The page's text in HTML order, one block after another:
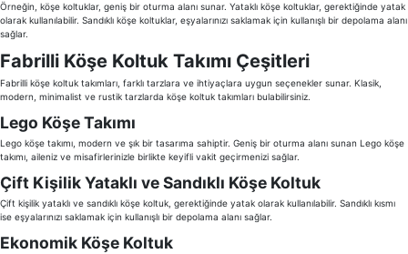
Destek
Merkezi
740
5500
Showroomlarımız
Sipariş
Takibi
Örneğin, köşe koltuklar, geniş bir oturma alanı sunar. Yataklı köşe koltuklar, gerektiğinde yatak
olarak kullanılabilir. Sandıklı köşe koltuklar, eşyalarınızı saklamak için kullanışlı bir depolama alanı
sağlar.
Fabrilli Köşe Koltuk Takımı Çeşitleri
Fabrilli köşe koltuk takımları, farklı tarzlara ve ihtiyaçlara uygun seçenekler sunar. Klasik,
modern, minimalist ve rustik tarzlarda köşe koltuk takımları bulabilirsiniz.
Lego Köşe Takımı
Lego köşe takımı, modern ve şık bir tasarıma sahiptir. Geniş bir oturma alanı sunan Lego köşe
takımı, aileniz ve misafirlerinizle birlikte keyifli vakit geçirmenizi sağlar.
Çift Kişilik Yataklı ve Sandıklı Köşe Koltuk
Çift kişilik yataklı ve sandıklı köşe koltuk, gerektiğinde yatak olarak kullanılabilir. Sandıklı kısmı
ise eşyalarınızı saklamak için kullanışlı bir depolama alanı sağlar.
Ekonomik Köşe Koltuk